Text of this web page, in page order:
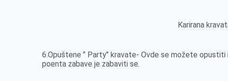
Karirana
6.Opuštene ’’ Party’’ kravate- Ovde se možete
poenta zabave je zabaviti se.